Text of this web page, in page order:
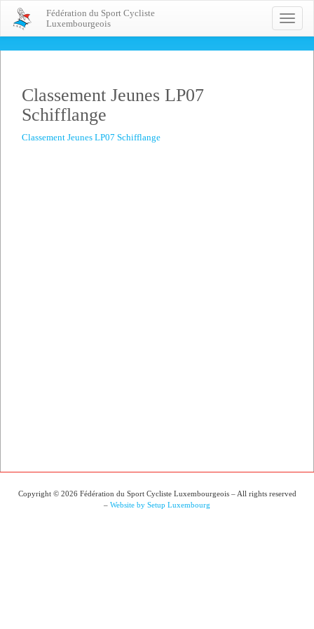
Toggle
Fédération du Sport Cycliste
Luxembourgeois
Classement Jeunes LP07
Schifflange
Classement Jeunes LP07 Schifflange
Copyright © 2026 Fédération du Sport Cycliste Luxembourgeois – All rights reserved
– Website by Setup Luxembourg